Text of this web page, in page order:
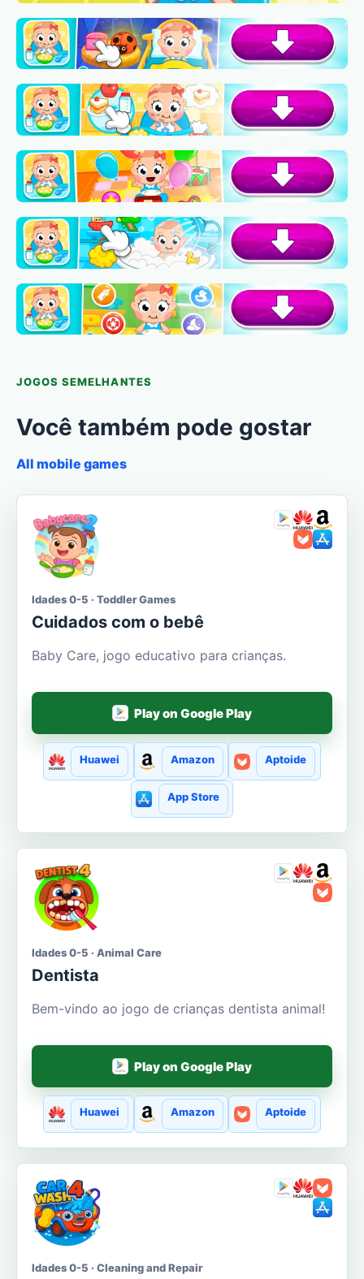
JOGOS SEMELHANTES
Você também pode gostar
All mobile games
Idades 0-5 · Toddler Games
Cuidados com o bebê
Baby Care, jogo educativo para crianças.
Play on Google Play
Huawei Amazon Aptoide
App Store
Idades 0-5 · Animal Care
Dentista
Bem-vindo ao jogo de crianças dentista animal!
Play on Google Play
Huawei Amazon Aptoide
Idades 0-5 · Cleaning and Repair